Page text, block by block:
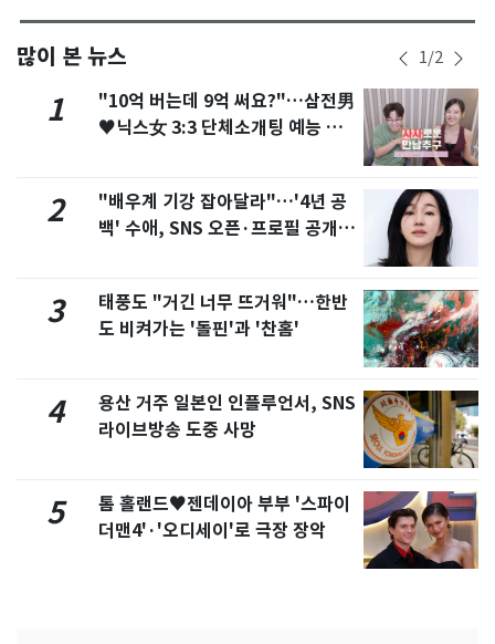
많이 본 뉴스 1/2
1
"10억 버는데 9억 써요?"…삼전男
♥닉스女 3:3 단체소개팅 예능 화
2
"배우계 기강 잡아달라"…'4년 공
백' 수애, SNS 오픈·프로필 공개
3
태풍도 "거긴 너무 뜨거워"…한반
도 비켜가는 '돌핀'과 '찬홈'
4
용산 거주 일본인 인플루언서, SNS
라이브방송 도중 사망
5
톰 홀랜드♥젠데이아 부부 '스파이
더맨4'·'오디세이'로 극장 장악